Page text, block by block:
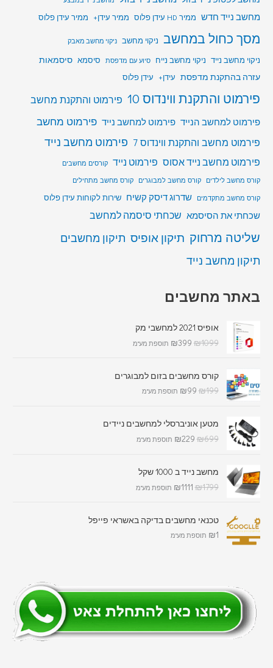
מחשב נייד חדש ממיר HD עידן פלוס ממיר עידן+ ממיר עידן פלוס
מסך כחול במחשב ניקוי מחשב ניקוי מחשב מאבק
ניקוי מחשב נייד ניקוי מחשב נייח סיוע עם מדפסת סיסמא סיסמאות
עזרה בהתקנת מדפסת עידן+ עידן פלוס
פירמוט והתקנת ווינדוס 10 פירמוט והתקנת מחשב
פירמוט למחשב הנייד פירמוט למחשב נייד פירמוט מחשב
פירמוט מחשב והתקנת ווינדוס 7
פירמוט מחשב נייד
פירמוט מחשב נייד אסוס פירמוט נייד קורסים מחשבים
קורס מחשב לילדים
קורס מחשב למבוגרים
קורס מחשב מתחילים
קורס מחשב מתקדמים
שדרוג דיסק קשיח שירות לקוחות עידן פלוס
שכחתי את הסיסמא שכחתי סיסמה למחשב
שליטה מרחוק תיקון אופיס תיקון מחשבים
תיקון מחשב נייד
באתר מחשבים
אופיס 2021 למחשבי מק
₪1099
₪399 תוספת מע"מ
קורס מחשבים בזום למבוגרים
₪199
₪99 תוספת מע"מ
מטען אוניברסלי למחשבים ניידים
₪699
₪229 תוספת מע"מ
מחשב נייד ב 1000 שקל
₪1799
₪1111 תוספת מע"מ
טכנאי מחשבים בדיקה באשראי פייפל
₪1 תוספת מע"מ